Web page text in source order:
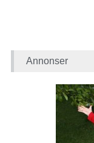
Annonser